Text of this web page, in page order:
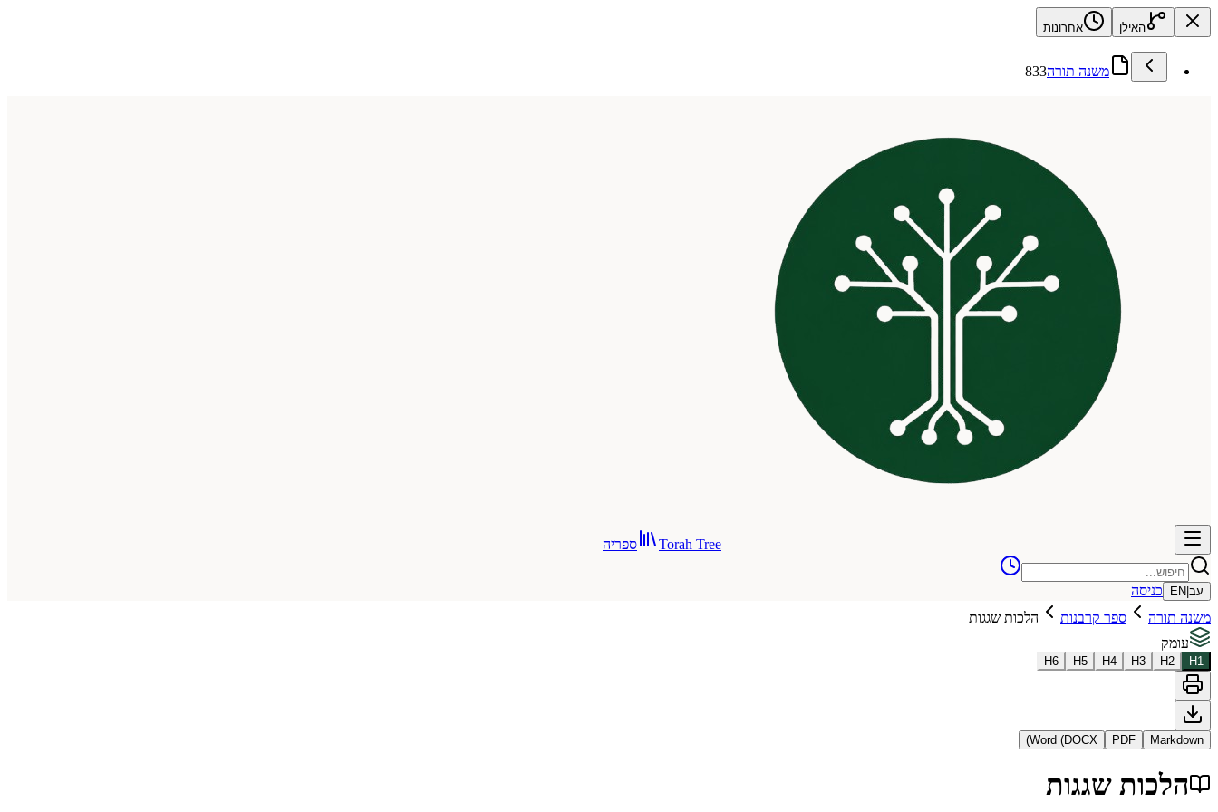
האילן אחרונות
משנה תורה833
Torah Tree ספריה
עב EN
כניסה
משנה תורה
ספר קרבנות
הלכות שגגות
עומק
H1
H2
H3
H4
H5
H6
Markdown
PDF
Word (DOCX)
הלכות שגגות